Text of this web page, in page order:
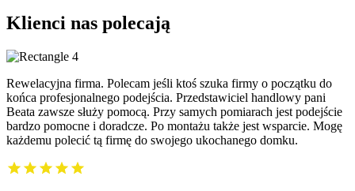
Klienci nas polecają
Rewelacyjna firma. Polecam jeśli ktoś szuka firmy o początku do
końca profesjonalnego podejścia. Przedstawiciel handlowy pani
Beata zawsze służy pomocą. Przy samych pomiarach jest podejście
bardzo pomocne i doradcze. Po montażu także jest wsparcie. Mogę
każdemu polecić tą firmę do swojego ukochanego domku.